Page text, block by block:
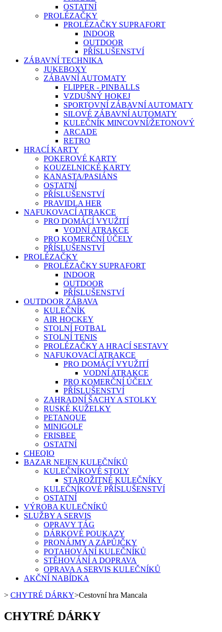
OSTATNÍ
PROLÉZAČKY
PROLÉZAČKY SUPRAFORT
INDOOR
OUTDOOR
PŘÍSLUŠENSTVÍ
ZÁBAVNÍ TECHNIKA
JUKEBOXY
ZÁBAVNÍ AUTOMATY
FLIPPER - PINBALLS
VZDUŠNÝ HOKEJ
SPORTOVNÍ ZÁBAVNÍ AUTOMATY
SILOVÉ ZÁBAVNÍ AUTOMATY
KULEČNÍK MINCOVNÍ/ŽETONOVÝ
ARCADE
RETRO
HRACÍ KARTY
POKEROVÉ KARTY
KOUZELNICKÉ KARTY
KANASTA/PASIÁNS
OSTATNÍ
PŘÍSLUŠENSTVÍ
PRAVIDLA HER
NAFUKOVACÍ ATRAKCE
PRO DOMÁCÍ VYUŽITÍ
VODNÍ ATRAKCE
PRO KOMERČNÍ ÚČELY
PŘÍSLUŠENSTVÍ
PROLÉZAČKY
PROLÉZAČKY SUPRAFORT
INDOOR
OUTDOOR
PŘÍSLUŠENSTVÍ
OUTDOOR ZÁBAVA
KULEČNÍK
AIR HOCKEY
STOLNÍ FOTBAL
STOLNÍ TENIS
PROLÉZAČKY A HRACÍ SESTAVY
NAFUKOVACÍ ATRAKCE
PRO DOMÁCÍ VYUŽITÍ
VODNÍ ATRAKCE
PRO KOMERČNÍ ÚČELY
PŘÍSLUŠENSTVÍ
ZAHRADNÍ ŠACHY A STOLKY
RUSKÉ KUŽELKY
PETANQUE
MINIGOLF
FRISBEE
OSTATNÍ
CHEQIO
BAZAR NEJEN KULEČNÍKŮ
KULEČNÍKOVÉ STOLY
STAROŽITNÉ KULEČNÍKY
KULEČNÍKOVÉ PŘÍSLUŠENSTVÍ
OSTATNÍ
VÝROBA KULEČNÍKŮ
SLUŽBY A SERVIS
OPRAVY TÁG
DÁRKOVÉ POUKAZY
PRONÁJMY A ZÁPŮJČKY
POTAHOVÁNÍ KULEČNÍKŮ
STĚHOVÁNÍ A DOPRAVA
OPRAVA A SERVIS KULEČNÍKŮ
AKČNÍ NABÍDKA
> CHYTRÉ DÁRKY>Cestovní hra Mancala
CHYTRÉ DÁRKY